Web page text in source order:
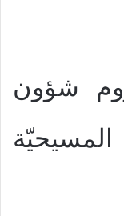
شؤون